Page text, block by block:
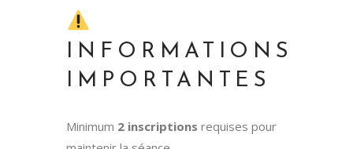
INFORMATIONS
IMPORTANTES
Minimum 2 inscriptions requises pour